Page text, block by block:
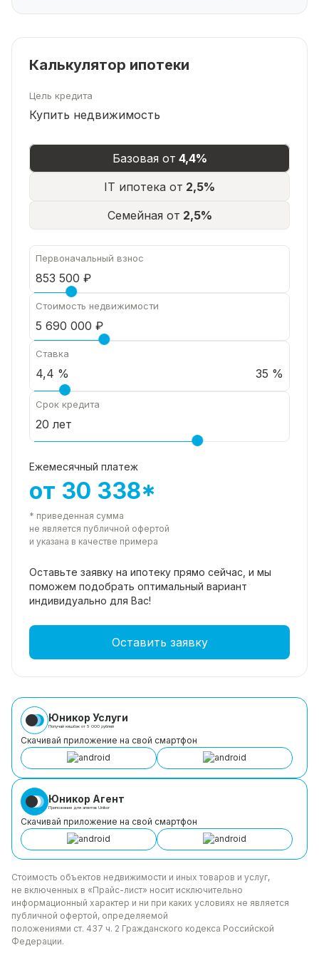
Калькулятор ипотеки
Цель кредита
Купить недвижимость
Базовая от 4,4%
IT ипотека от 2,5%
Семейная от 2,5%
Первоначальный взнос
Стоимость недвижимости
Ставка
35 %
Срок кредита
Ежемесячный платеж
от 30 338*
* приведенная сумма
не является публичной офертой
и указана в качестве примера
Оставьте заявку на ипотеку прямо сейчас, и мы
поможем подобрать оптимальный вариант
индивидуально для Вас!
Оставить заявку
Юникор Услуги
Получай кешбэк от 5 000 рублей
Скачивай приложение на свой смартфон
Юникор Агент
Приложение для агентов Unikor
Скачивай приложение на свой смартфон
Стоимость объектов недвижимости и иных товаров и услуг,
не включенных в «Прайс-лист» носит исключительно
информационный характер и ни при каких условиях не является
публичной офертой, определяемой
положениями ст. 437 ч. 2 Гражданского кодекса Российской
Федерации.